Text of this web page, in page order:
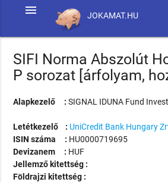
JOKAMAT.HU
menu
SIFI Norma Abszolút
P sorozat [árfolyam,
Alapkezelő : SIGNAL IDUNA Fund
Letétkezelő : UniCredit Bank Hungary
ISIN száma : HU0000719695
Devizanem : HUF
Jellemző kitettség :
Földrajzi kitettség :